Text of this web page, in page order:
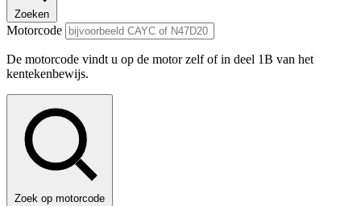
Zoeken
Motorcode
De motorcode vindt u op de motor zelf of in deel 1B van het
kentekenbewijs.
Zoek op motorcode